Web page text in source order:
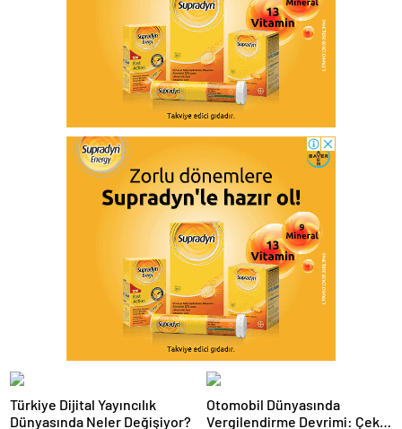
Türkiye Dijital Yayıncılık
Dünyasında Neler Değişiyor?
Otomobil Dünyasında
Vergilendirme Devrimi: Çekiş